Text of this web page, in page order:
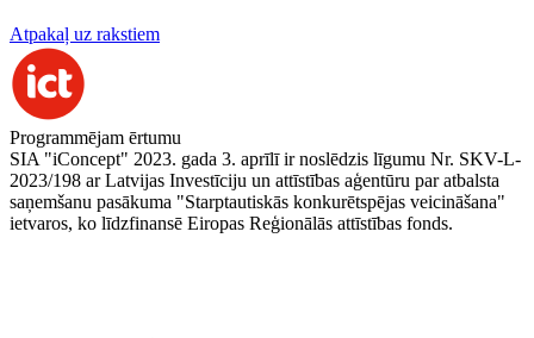
Atpakaļ uz rakstiem
Programmējam ērtumu
SIA "iConcept" 2023. gada 3. aprīlī ir noslēdzis līgumu Nr. SKV-L-
2023/198 ar Latvijas Investīciju un attīstības aģentūru par atbalsta
saņemšanu pasākuma "Starptautiskās konkurētspējas veicināšana"
ietvaros, ko līdzfinansē Eiropas Reģionālās attīstības fonds.